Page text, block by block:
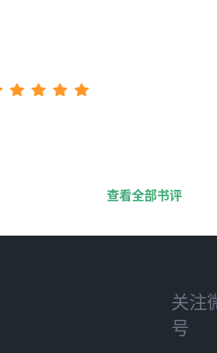
查看全部书评
关注
号